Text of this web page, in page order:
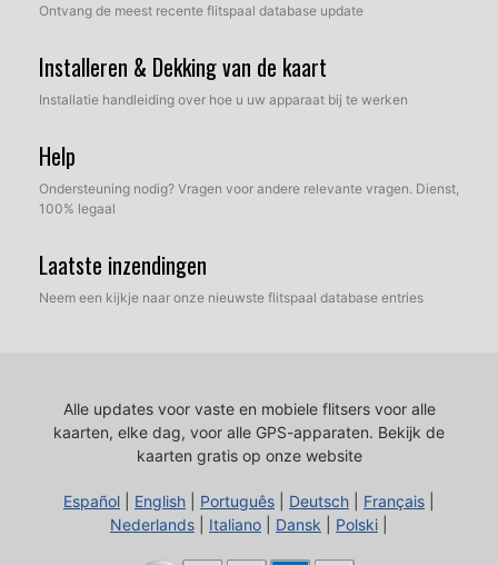
Ontvang de meest recente flitspaal database update
Installeren & Dekking van de kaart
Installatie handleiding over hoe u uw apparaat bij te werken
Help
Ondersteuning nodig? Vragen voor andere relevante vragen. Dienst,
100% legaal
Laatste inzendingen
Neem een kijkje naar onze nieuwste flitspaal database entries
Alle updates voor vaste en mobiele flitsers voor alle
kaarten, elke dag, voor alle GPS-apparaten. Bekijk de
kaarten gratis op onze website
Español English Português Deutsch Français
Nederlands
Italiano Dansk Polski